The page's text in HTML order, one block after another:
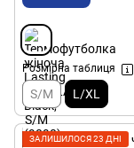
Розмірна таблиця
S/M L/XL
ЗАЛИШИЛОСЯ 23 ДНІ